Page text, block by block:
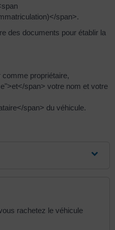
span>.
des documents pour établir la
propriétaire,
span> votre nom et votre
span> du véhicule.
rachetez le véhicule